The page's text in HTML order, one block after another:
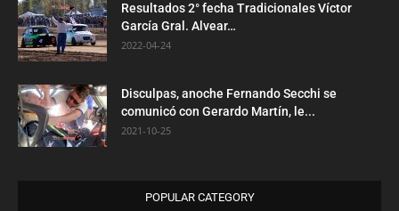
Resultados 2° fecha Tradicionales Víctor
García Gral. Alvear…
2022-04-24
Disculpas, anoche Fernando Secchi se
comunicó con Gerardo Martín, le...
2021-10-25
POPULAR CATEGORY